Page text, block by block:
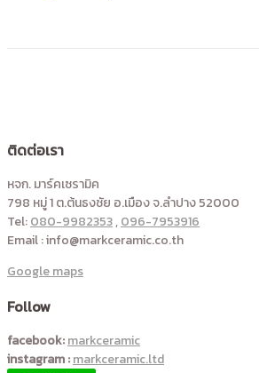
ติดต่อเรา
หจก. มาร์คเซรามิค
798 หมู่ 1 ต.ต้นธงชัย อ.เมือง จ.ลำปาง 52000
Tel:080-9982353,096-7953916
Email : info@markceramic.co.th
Google maps
Follow
facebook:markceramic
instagram :markceramic.ltd